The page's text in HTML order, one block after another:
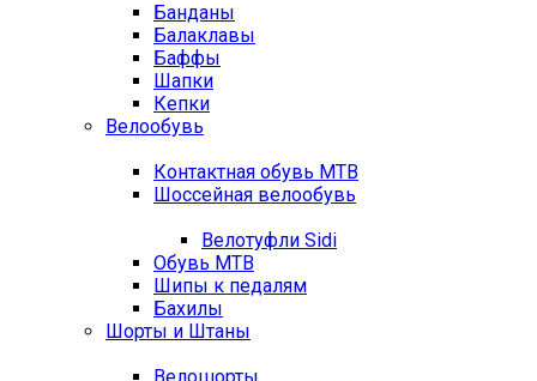
Банданы
Балаклавы
Баффы
Шапки
Кепки
Велообувь
Контактная обувь MTB
Шоссейная велообувь
Велотуфли Sidi
Обувь MTB
Шипы к педалям
Бахилы
Шорты и Штаны